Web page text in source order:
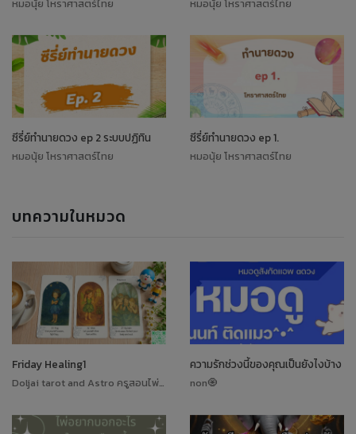
หมอนุ้ย โหราศาสตร์ไทย หมอนุ้ย โหราศาสตร์ไทย
ซีรี่ย์ทำนายดวง ep 2 ระบบปฏิทิน
หมอนุ้ย โหราศาสตร์ไทย
ซีรี่ย์ทำนายดวง ep 1.
หมอนุ้ย โหราศาสตร์ไทย
บทความในหมวด
Friday Healing1
Doljai tarot and Astro ครูสอนไพ่ทาโรต์
ความรักช่วงนี้ของคุณเป็นยังไงบ้าง
non🧿